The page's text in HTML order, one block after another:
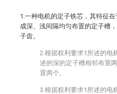
1.一种电机的定子铁芯，其特征
成深、浅间隔均匀布置的定子槽
子齿。
2.根据权利要求1所述的电
述的深的定子槽相邻布置
置两个。
3.根据权利要求1所述的电